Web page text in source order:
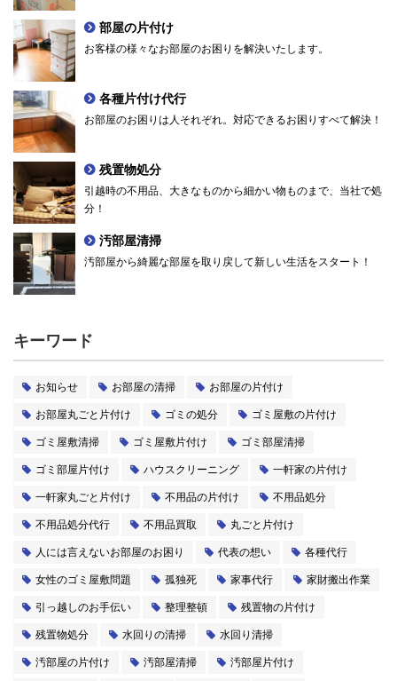
部屋の片付け
お客様の様々なお部屋のお困りを解決いたします。
各種片付け代行
お部屋のお困りは人それぞれ。対応できるお困りすべて解決！
残置物処分
引越時の不用品、大きなものから細かい物ものまで、当社で処
分！
汚部屋清掃
汚部屋から綺麗な部屋を取り戻して新しい生活をスタート！
キーワード
お知らせ お部屋の清掃
お部屋の片付け
お部屋丸ごと片付け
ゴミの処分
ゴミ屋敷の片付け
ゴミ屋敷清掃
ゴミ屋敷片付け
ゴミ部屋清掃
ゴミ部屋片付け
ハウスクリーニング
一軒家の片付け
一軒家丸ごと片付け
不用品の片付け
不用品処分
不用品処分代行
不用品買取
丸ごと片付け
人には言えないお部屋のお困り
代表の想い
各種代行
女性のゴミ屋敷問題
孤独死 家事代行
家財搬出作業
引っ越しのお手伝い
整理整頓
残置物の片付け
残置物処分
水回りの清掃
水回り清掃
汚部屋の片付け
汚部屋清掃
汚部屋片付け